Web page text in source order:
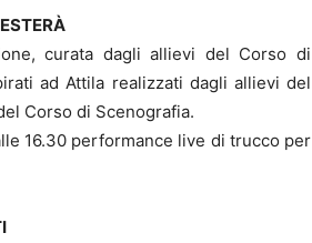
curata dagli allievi del Corso di
ad Attila realizzati dagli allievi del
Corso di Scenografia.
16.30 performance live di trucco per